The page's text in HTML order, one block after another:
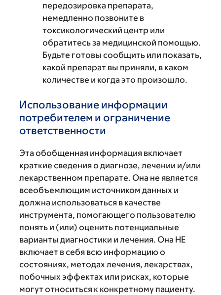
передозировка препарата,
немедленно позвоните в
токсикологический центр или
обратитесь за медицинской помощью.
Будьте готовы сообщить или показать,
какой препарат вы приняли, в каком
количестве и когда это произошло.
Использование информации
потребителем и ограничение
ответственности
Эта обобщенная информация включает
краткие сведения о диагнозе, лечении и/или
лекарственном препарате. Она не является
всеобъемлющим источником данных и
должна использоваться в качестве
инструмента, помогающего пользователю
понять и (или) оценить потенциальные
варианты диагностики и лечения. Она НЕ
включает в себя всю информацию о
состояниях, методах лечения, лекарствах,
побочных эффектах или рисках, которые
могут относиться к конкретному пациенту.